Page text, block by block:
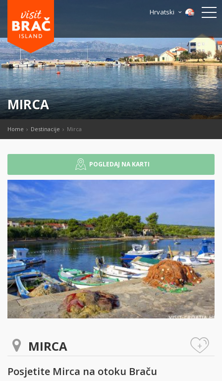
Hrvatski
MIRCA
Home Destinacije Mirca
POGLEDAJ NA KARTI
MIRCA +
Posjetite Mirca na otoku Braču